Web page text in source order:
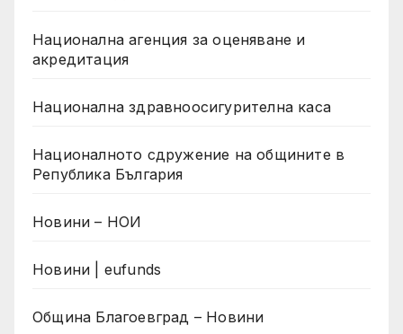
Национална агенция за оценяване и
акредитация
Национална здравноосигурителна каса
Националното сдружение на общините в
Република България
Новини – НОИ
Новини | eufunds
Община Благоевград – Новини